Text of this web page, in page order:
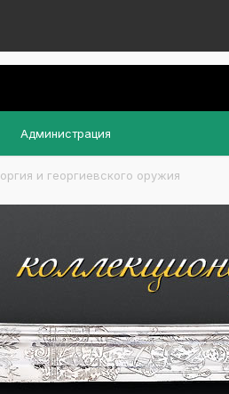
Администрация
и георгиевского оружия